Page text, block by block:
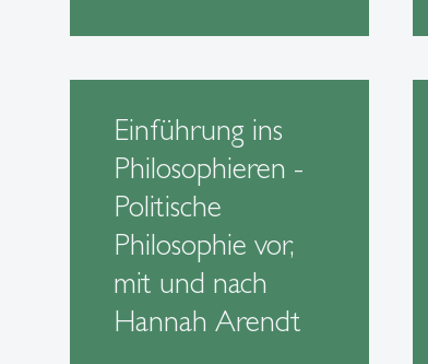
Einführung ins
Philosophieren -
Politische
Philosophie vor,
mit und nach
Hannah Arendt